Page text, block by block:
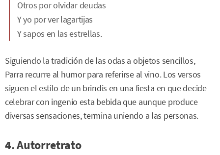
Otros por olvidar deudas
Y yo por ver lagartijas
Y sapos en las estrellas.
Siguiendo la tradición de las odas a objetos sencillos,
Parra recurre al humor para referirse al vino. Los versos
siguen el estilo de un brindis en una fiesta en que decide
celebrar con ingenio esta bebida que aunque produce
diversas sensaciones, termina uniendo a las personas.
4. Autorretrato